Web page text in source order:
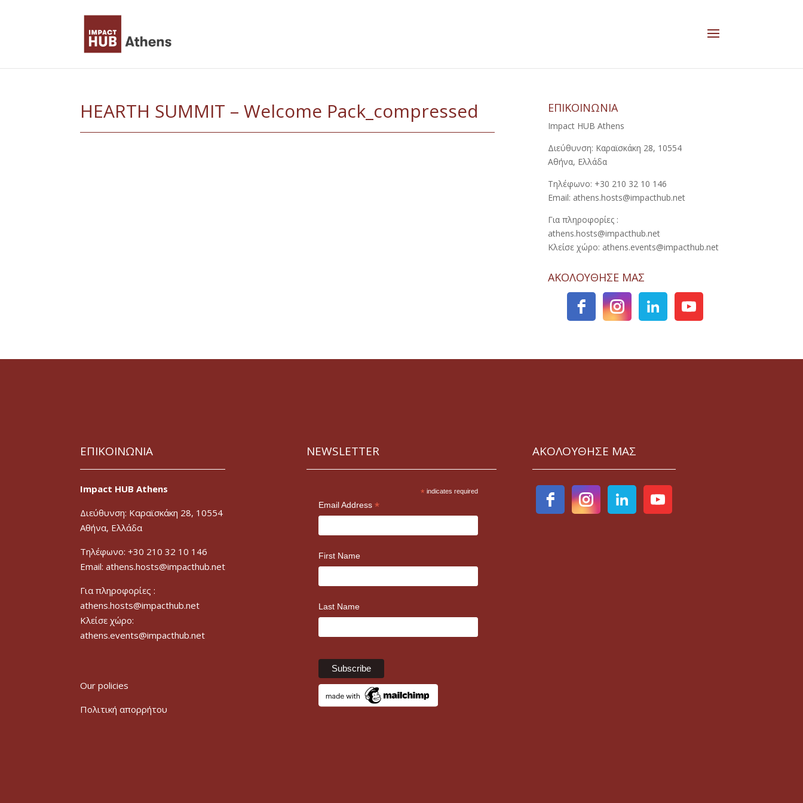
HEARTH SUMMIT – Welcome Pack_compressed ΕΠΙΚΟΙΝΩΝΙΑ
Impact HUB Athens
Διεύθυνση: Καραϊσκάκη 28, 10554
Αθήνα, Ελλάδα
Τηλέφωνο: +30 210 32 10 146
Email: athens.hosts@impacthub.net
Για πληροφορίες :
athens.hosts@impacthub.net
Κλείσε χώρο: athens.events@impacthub.net
ΑΚΟΛΟΥΘΗΣΕ ΜΑΣ
ΕΠΙΚΟΙΝΩΝΙΑ
Impact HUB Athens
Διεύθυνση: Καραϊσκάκη 28, 10554
Αθήνα, Ελλάδα
Τηλέφωνο: +30 210 32 10 146
Email: athens.hosts@impacthub.net
Για πληροφορίες :
athens.hosts@impacthub.net
Κλείσε χώρο:
athens.events@impacthub.net
Our policies
Πολιτική απορρήτου
NEWSLETTER
* indicates required
Email Address *
First Name
Last Name
ΑΚΟΛΟΥΘΗΣΕ ΜΑΣ